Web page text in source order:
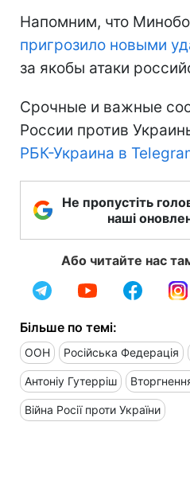
Напомним, что
пригрозило новыми
за якобы атаки
Срочные и важные
России против
РБК-Украина в
Не пропустіть
наші
Або читайте нас
Більше по темі:
ООН Російська Федерація
Антоніу Гутерріш
Війна Росії проти України